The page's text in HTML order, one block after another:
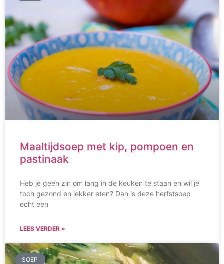
Maaltijdsoep met kip, pompoen en
pastinaak
Heb je geen zin om lang in de keuken te staan en wil je
toch gezond en lekker eten? Dan is deze herfstsoep
echt een
LEES VERDER »
SOEP